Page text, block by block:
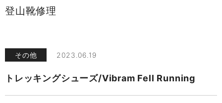
登山靴修理
その他 2023.06.19
トレッキングシューズ/Vibram Fell Running